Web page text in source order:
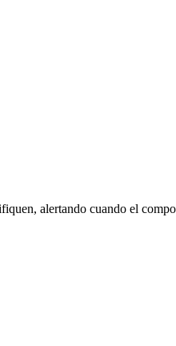
alertando cuando el